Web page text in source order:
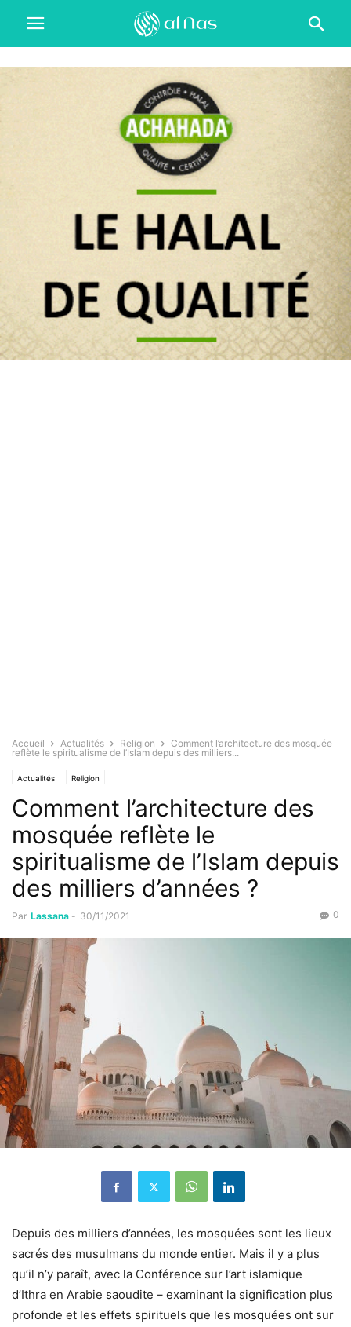
Accueil Actualités Religion
Comment l’architecture des mosquée
reflète le spiritualisme de l’Islam depuis des milliers...
Actualités Religion
Comment l’architecture des
mosquée reflète le
spiritualisme de l’Islam depuis
des milliers d’années ?
Par Lassana - 30/11/2021 0
Depuis des milliers d’années, les mosquées sont les lieux
sacrés des musulmans du monde entier. Mais il y a plus
qu’il n’y paraît, avec la Conférence sur l’art islamique
d’Ithra en Arabie saoudite – examinant la signification plus
profonde et les effets spirituels que les mosquées ont sur